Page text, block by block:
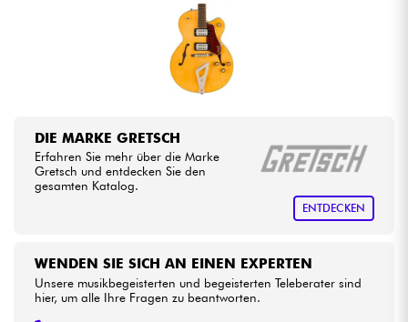
DIE MARKE GRETSCH
Erfahren Sie mehr über die Marke
Gretsch und entdecken Sie den
gesamten Katalog.
ENTDECKEN
WENDEN SIE SICH AN EINEN EXPERTEN
Unsere musikbegeisterten und begeisterten Teleberater sind
hier, um alle Ihre Fragen zu beantworten.